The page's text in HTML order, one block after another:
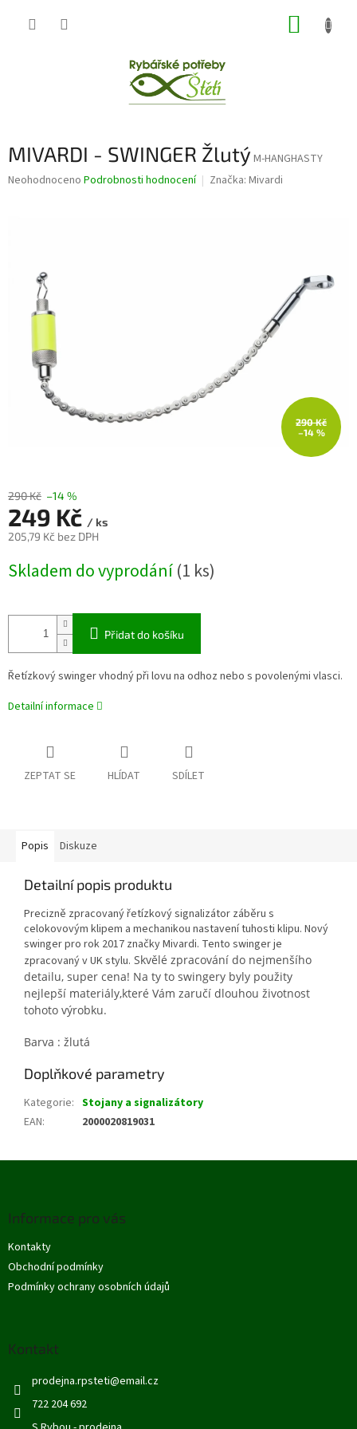
MIVARDI - SWINGER Žlutý M-HANGHASTY
Průměrné
hvězdiček.
Neohodnoceno Podrobnosti hodnocení Značka: Mivardi
290 Kč
–14 %
290 Kč –14 %
249 Kč / ks
205,79 Kč bez DPH
cena:
Skladem do vyprodání(1 ks)
Přidat do košíku
Řetízkový swinger vhodný při lovu na odhoz nebo s povolenými vlasci.
Detailní informace
ZEPTAT SE HLÍDAT SDÍLET
Popis Diskuze
Detailní popis produktu
Precizně zpracovaný řetízkový signalizátor záběru s
celokovovým klipem a mechanikou nastavení tuhosti klipu. Nový
swinger pro rok 2017 značky Mivardi. Tento swinger je
zpracovaný v UK stylu. Skvělé zpracování do nejmenšího
detailu, super cena! Na ty to swingery byly použity
nejlepší materiály,které Vám zaručí dlouhou životnost
tohoto výrobku.
Barva : žlutá
Doplňkové parametry
Kategorie: Stojany a signalizátory
EAN: 2000020819031
Informace pro vás
Kontakty
Obchodní podmínky
Podmínky ochrany osobních údajů
Kontakt
prodejna.rpsteti@email.cz
722 204 692